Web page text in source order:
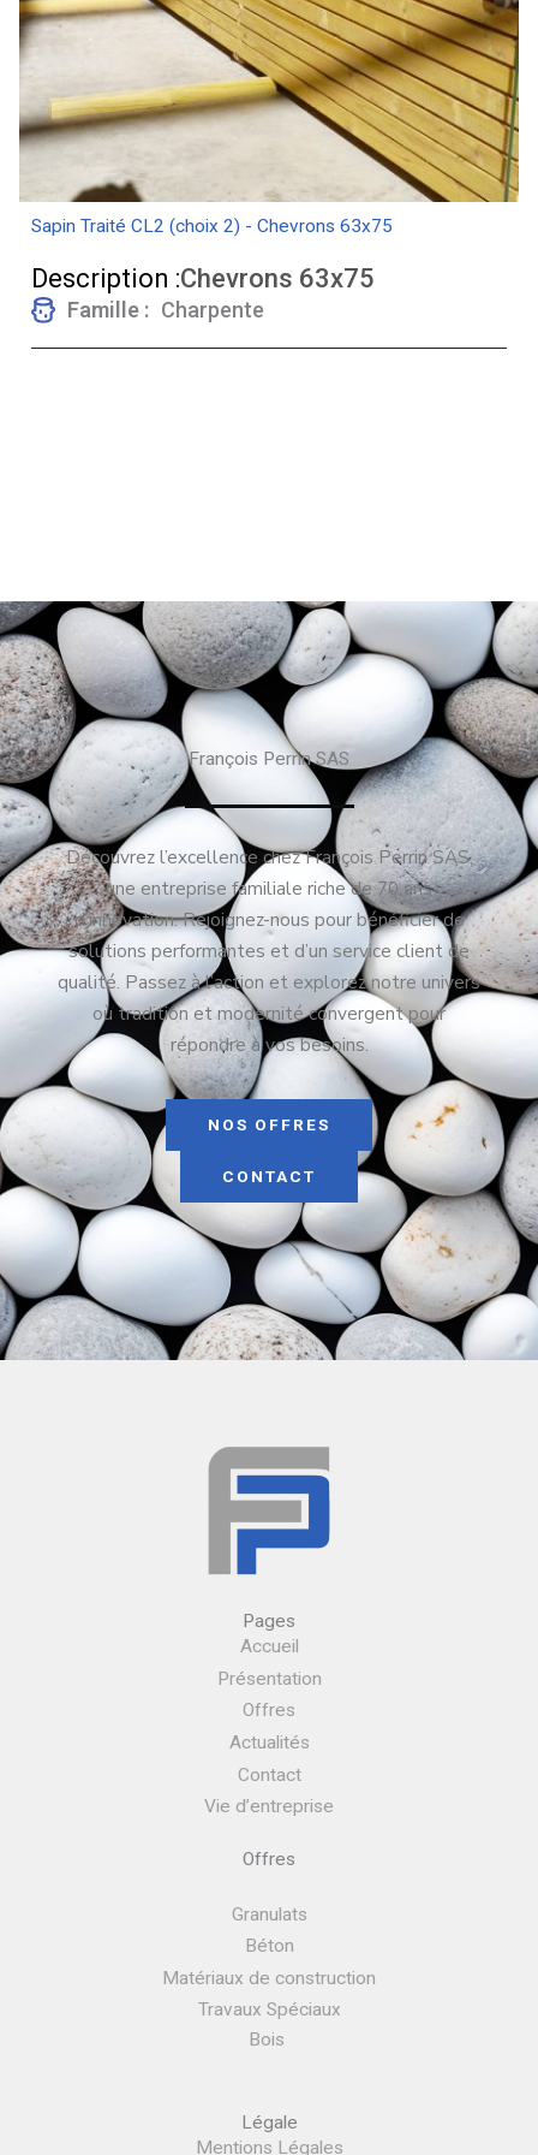
Sapin Traité CL2 (choix 2) - Chevrons 63x75
Description :Chevrons 63x75
Famille : Charpente
François Perrin SAS
Découvrez l’excellence chez François Perrin SAS,
une entreprise familiale riche de 70 ans
d’innovation. Rejoignez-nous pour bénéficier de
solutions performantes et d’un service client de
qualité. Passez à l’action et explorez notre univers
où tradition et modernité convergent pour
répondre à vos besoins.
NOS OFFRES
CONTACT
Pages
Accueil
Présentation
Offres
Actualités
Contact
Vie d’entreprise
Offres
Granulats
Béton
Matériaux de construction
Travaux Spéciaux
Bois
Légale
Mentions Légales